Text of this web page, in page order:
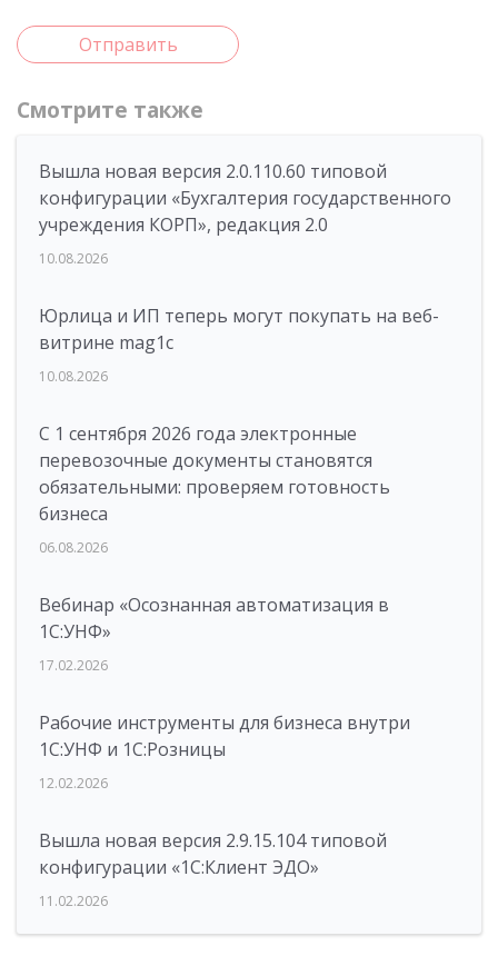
Отправить
Смотрите также
Вышла новая версия 2.0.110.60 типовой
конфигурации «Бухгалтерия государственного
учреждения КОРП», редакция 2.0
10.08.2026
Юрлица и ИП теперь могут покупать на веб-
витрине mag1c
10.08.2026
С 1 сентября 2026 года электронные
перевозочные документы становятся
обязательными: проверяем готовность
бизнеса
06.08.2026
Вебинар «Осознанная автоматизация в
1С:УНФ»
17.02.2026
Рабочие инструменты для бизнеса внутри
1С:УНФ и 1С:Розницы
12.02.2026
Вышла новая версия 2.9.15.104 типовой
конфигурации «1С:Клиент ЭДО»
11.02.2026